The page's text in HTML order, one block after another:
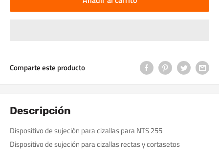
Comparte este producto
Descripción
Dispositivo de sujeción para cizallas para NTS 255
Dispositivo de sujeción para cizallas rectas y cortasetos